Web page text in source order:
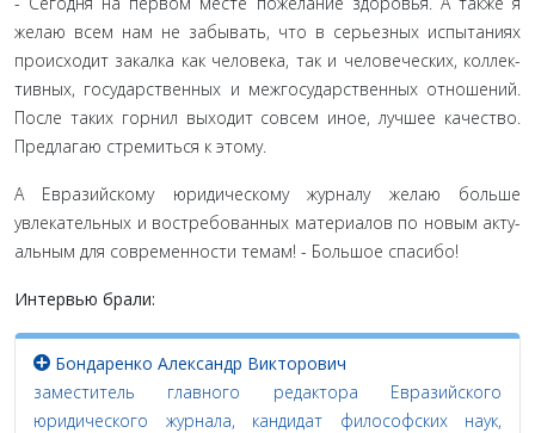
желаю всем нам не забывать, что в серьезных испытаниях
происходит закалка как человека, так и человеческих, коллек­
тивных, государственных и межгосударственных отношений.
После таких горнил выходит совсем иное, лучшее качество.
Предлагаю стремиться к этому.
А Евразийскому юридическому журналу желаю больше
увлекательных и востребованных материалов по новым акту­
альным для современности темам! - Большое спасибо!
Интервью брали:
Бондаренко Александр Викторович
заместитель главного редактора Евразийского
юридического журнала, кандидат философских наук,